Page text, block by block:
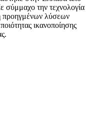
την τεχνολογία
προηγμένων λύσεων
ικανοποίησης